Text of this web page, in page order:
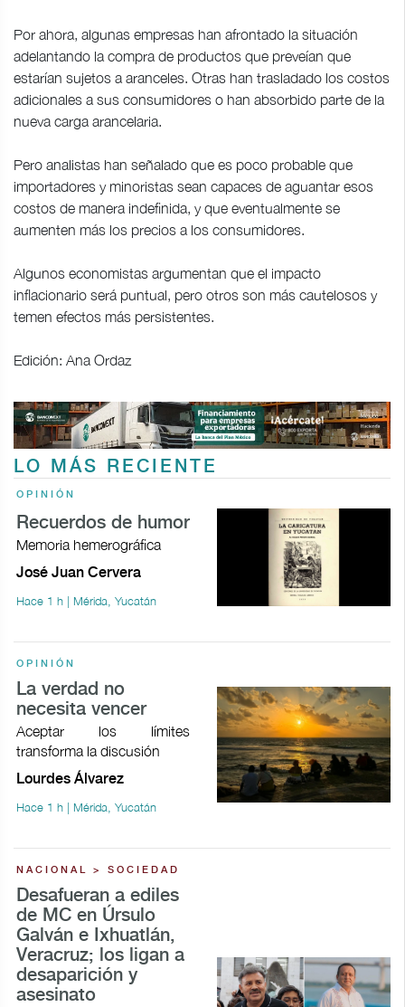
Por ahora, algunas empresas han afrontado la situación
adelantando la compra de productos que preveían que
estarían sujetos a aranceles. Otras han trasladado los costos
adicionales a sus consumidores o han absorbido parte de la
nueva carga arancelaria.
Pero analistas han señalado que es poco probable que
importadores y minoristas sean capaces de aguantar esos
costos de manera indefinida, y que eventualmente se
aumenten más los precios a los consumidores.
Algunos economistas argumentan que el impacto
inflacionario será puntual, pero otros son más cautelosos y
temen efectos más persistentes.
Edición: Ana Ordaz
LO MÁS RECIENTE
OPINIÓN
Recuerdos de humor
Memoria hemerográfica
José Juan Cervera
Hace 1 h | Mérida, Yucatán
OPINIÓN
La verdad no
necesita vencer
Aceptar los límites
transforma la discusión
Lourdes Álvarez
Hace 1 h | Mérida, Yucatán
NACIONAL > SOCIEDAD
Desafueran a ediles
de MC en Úrsulo
Galván e Ixhuatlán,
Veracruz; los ligan a
desaparición y
asesinato